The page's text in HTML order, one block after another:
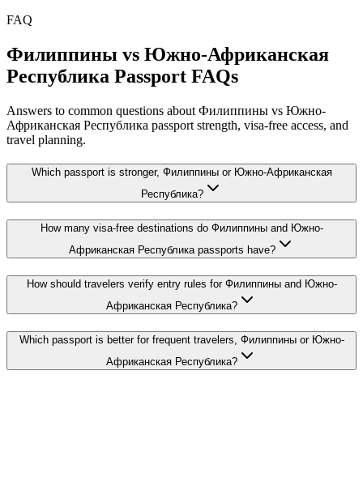
FAQ
Филиппины vs Южно-Африканская
Республика Passport FAQs
Answers to common questions about Филиппины vs Южно-
Африканская Республика passport strength, visa-free access, and
travel planning.
Which passport is stronger, Филиппины or Южно-Африканская
Республика?
How many visa-free destinations do Филиппины and Южно-
Африканская Республика passports have?
How should travelers verify entry rules for Филиппины and Южно-
Африканская Республика?
Which passport is better for frequent travelers, Филиппины or Южно-
Африканская Республика?